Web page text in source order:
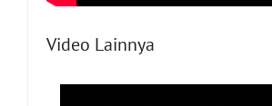
Video Lainnya